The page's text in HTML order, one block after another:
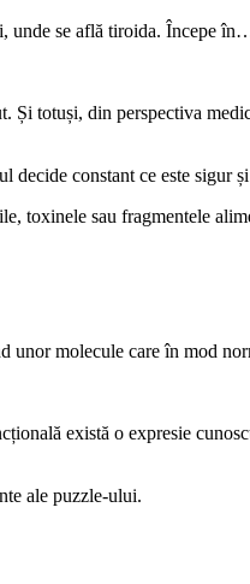
unde se află tiroida. Începe
totuși, din perspectiva
constant ce este sigur
toxinele sau fragmentele
molecule care în mod
există o expresie
ale puzzle-ului.